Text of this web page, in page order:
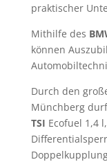
praktischer
Mithilfe des
können
Durch den
Münchberg
TSI Ecofuel 1,4